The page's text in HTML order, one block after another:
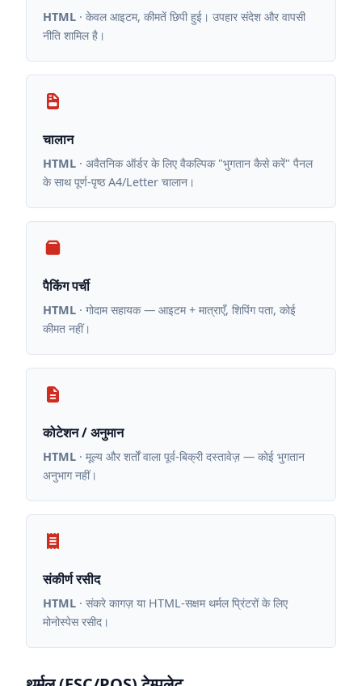
HTML · केवल आइटम, कीमतें छिपी हुई। उपहार संदेश और वापसी
नीति शामिल है।
चालान
HTML · अवैतनिक ऑर्डर के लिए वैकल्पिक "भुगतान कैसे करें" पैनल
के साथ पूर्ण-पृष्ठ A4/Letter चालान।
पैकिंग पर्ची
HTML · गोदाम सहायक — आइटम + मात्राएँ, शिपिंग पता, कोई
कीमत नहीं।
कोटेशन / अनुमान
HTML · मूल्य और शर्तों वाला पूर्व-बिक्री दस्तावेज़ — कोई भुगतान
अनुभाग नहीं।
संकीर्ण रसीद
HTML · संकरे कागज़ या HTML-सक्षम थर्मल प्रिंटरों के लिए
मोनोस्पेस रसीद।